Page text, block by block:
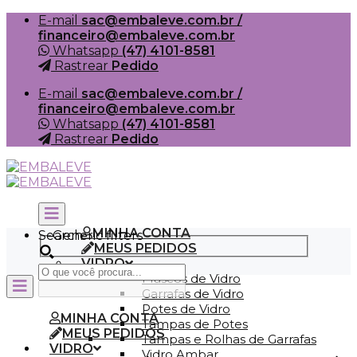
Skip
content
E-mail sac@embaleve.com.br /
financeiro@embaleve.com.br
Whatsapp (47) 4101-8581
Rastrear Pedido
E-mail sac@embaleve.com.br /
financeiro@embaleve.com.br
Whatsapp (47) 4101-8581
Rastrear Pedido
MINHA CONTA
MEUS PEDIDOS
VIDRO
Frascos de Vidro
Garrafas de Vidro
Potes de Vidro
Tampas de Potes
Tampas e Rolhas de Garrafas
Search
Generic filters
MINHA CONTA
MEUS PEDIDOS
VIDRO